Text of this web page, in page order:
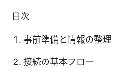
目次
事前準備と情報の整理
接続の基本フロー